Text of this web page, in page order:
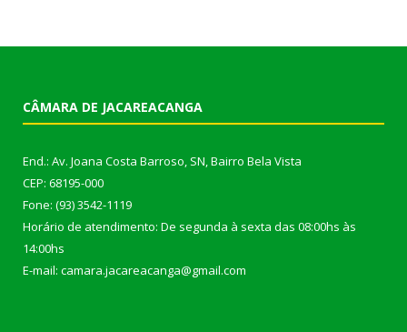
CÂMARA DE JACAREACANGA
End.: Av. Joana Costa Barroso, SN, Bairro Bela Vista
CEP: 68195-000
Fone: (93) 3542-1119
Horário de atendimento: De segunda à sexta das 08:00hs às
14:00hs
E-mail: camara.jacareacanga@gmail.com